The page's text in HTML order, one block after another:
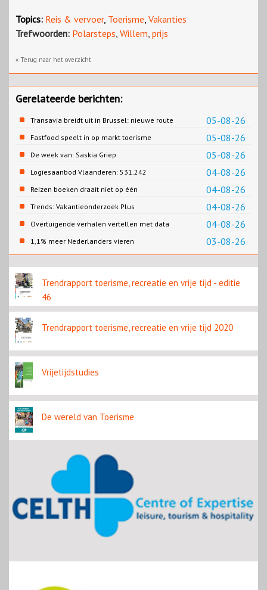
Topics: Reis & vervoer, Toerisme, Vakanties
Trefwoorden: Polarsteps, Willem, prijs
« Terug naar het overzicht
Gerelateerde berichten:
05-08-26
Transavia breidt uit in Brussel: nieuwe route
naar Porto
05-08-26
Fastfood speelt in op markt toerisme
05-08-26
De week van: Saskia Griep
04-08-26
Logiesaanbod Vlaanderen: 531.242
slaapplaatsen
04-08-26
Reizen boeken draait niet op één
contentbron
04-08-26
Trends: Vakantieonderzoek Plus
04-08-26
Overtuigende verhalen vertellen met data
03-08-26
1,1% meer Nederlanders vieren
zomervakantie in Turkije
Trendrapport toerisme, recreatie en vrije tijd - editie
46
Trendrapport toerisme, recreatie en vrije tijd 2020
Vrijetijdstudies
De wereld van Toerisme